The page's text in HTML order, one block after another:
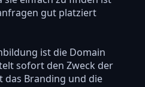
gut platziert
ist die Domain
sofort den Zweck der
das Branding und die